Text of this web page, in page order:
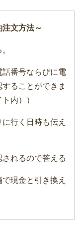
文方法～
話番号ならびに電
ることができま
内））
行く日時も伝え
れるので答える
現金と引き換え